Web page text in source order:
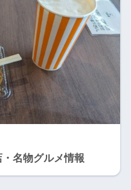
名物グルメ情報